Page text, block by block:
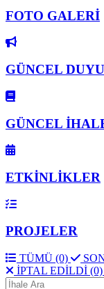
FOTO GALERİ
GÜNCEL
GÜNCEL
ETKİNLİKLER
PROJELER
TÜMÜ (0)
İPTAL EDİLDİ (0)